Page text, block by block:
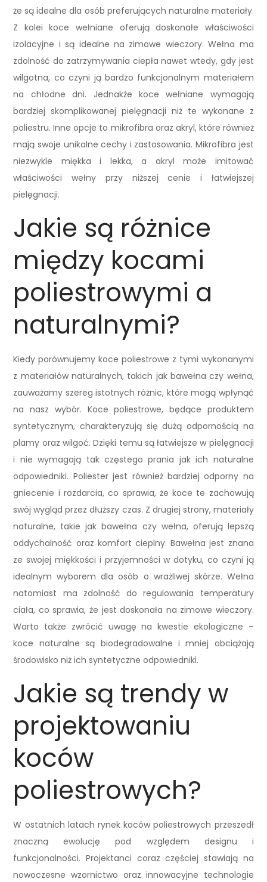
że są idealne dla osób preferujących naturalne materiały.
Z kolei koce wełniane oferują doskonałe właściwości
izolacyjne i są idealne na zimowe wieczory. Wełna ma
zdolność do zatrzymywania ciepła nawet wtedy, gdy jest
wilgotna, co czyni ją bardzo funkcjonalnym materiałem
na chłodne dni. Jednakże koce wełniane wymagają
bardziej skomplikowanej pielęgnacji niż te wykonane z
poliestru. Inne opcje to mikrofibra oraz akryl, które również
mają swoje unikalne cechy i zastosowania. Mikrofibra jest
niezwykle miękka i lekka, a akryl może imitować
właściwości wełny przy niższej cenie i łatwiejszej
pielęgnacji.
Jakie są różnice
między kocami
poliestrowymi a
naturalnymi?
Kiedy porównujemy koce poliestrowe z tymi wykonanymi
z materiałów naturalnych, takich jak bawełna czy wełna,
zauważamy szereg istotnych różnic, które mogą wpłynąć
na nasz wybór. Koce poliestrowe, będące produktem
syntetycznym, charakteryzują się dużą odpornością na
plamy oraz wilgoć. Dzięki temu są łatwiejsze w pielęgnacji
i nie wymagają tak częstego prania jak ich naturalne
odpowiedniki. Poliester jest również bardziej odporny na
gniecenie i rozdarcia, co sprawia, że koce te zachowują
swój wygląd przez dłuższy czas. Z drugiej strony, materiały
naturalne, takie jak bawełna czy wełna, oferują lepszą
oddychalność oraz komfort cieplny. Bawełna jest znana
ze swojej miękkości i przyjemności w dotyku, co czyni ją
idealnym wyborem dla osób o wrażliwej skórze. Wełna
natomiast ma zdolność do regulowania temperatury
ciała, co sprawia, że jest doskonała na zimowe wieczory.
Warto także zwrócić uwagę na kwestie ekologiczne –
koce naturalne są biodegradowalne i mniej obciążają
środowisko niż ich syntetyczne odpowiedniki.
Jakie są trendy w
projektowaniu
koców
poliestrowych?
W ostatnich latach rynek koców poliestrowych przeszedł
znaczną ewolucję pod względem designu i
funkcjonalności. Projektanci coraz częściej stawiają na
nowoczesne wzornictwo oraz innowacyjne technologie